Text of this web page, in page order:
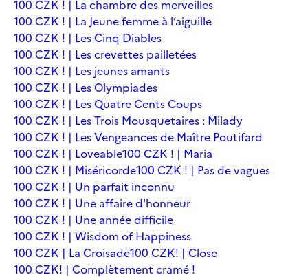
100 CZK ! | La chambre des merveilles
100 CZK ! | La Jeune femme à l’aiguille
100 CZK ! | Les Cinq Diables
100 CZK ! | Les crevettes pailletées
100 CZK ! | Les jeunes amants
100 CZK ! | Les Olympiades
100 CZK ! | Les Quatre Cents Coups
100 CZK ! | Les Trois Mousquetaires : Milady
100 CZK ! | Les Vengeances de Maître Poutifard
100 CZK ! | Loveable100 CZK ! | Maria
100 CZK ! | Miséricorde100 CZK ! | Pas de vagues
100 CZK ! | Un parfait inconnu
100 CZK ! | Une affaire d'honneur
100 CZK ! | Une année difficile
100 CZK ! | Wisdom of Happiness
100 CZK | La Croisade100 CZK! | Close
100 CZK! | Complètement cramé !